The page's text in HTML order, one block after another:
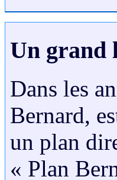
Un grand
Dans les
Bernard,
un plan
« Plan